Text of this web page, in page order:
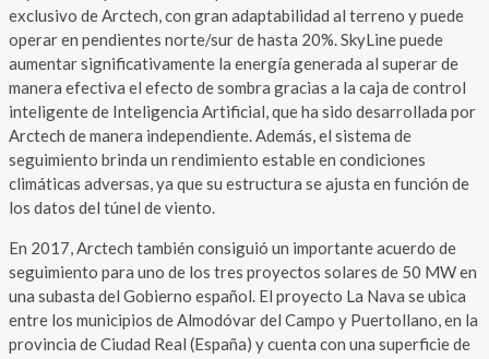
exclusivo de Arctech, con gran adaptabilidad al terreno y puede
operar en pendientes norte/sur de hasta 20%. SkyLine puede
aumentar significativamente la energía generada al superar de
manera efectiva el efecto de sombra gracias a la caja de control
inteligente de Inteligencia Artificial, que ha sido desarrollada por
Arctech de manera independiente. Además, el sistema de
seguimiento brinda un rendimiento estable en condiciones
climáticas adversas, ya que su estructura se ajusta en función de
los datos del túnel de viento.
En 2017, Arctech también consiguió un importante acuerdo de
seguimiento para uno de los tres proyectos solares de 50 MW en
una subasta del Gobierno español. El proyecto La Nava se ubica
entre los municipios de Almodóvar del Campo y Puertollano, en la
provincia de Ciudad Real (España) y cuenta con una superficie de